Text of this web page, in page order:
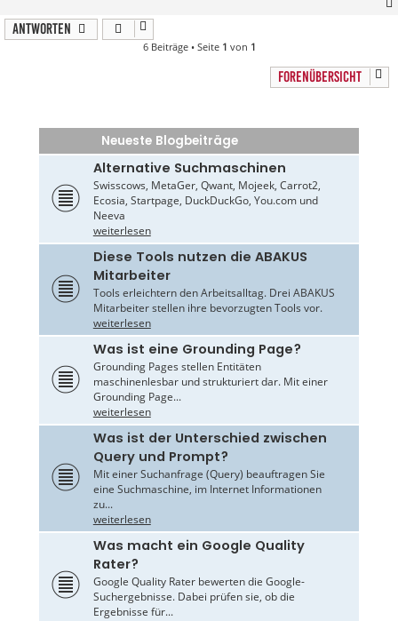
Antworten
6 Beiträge • Seite 1 von 1
FORENÜBERSICHT
Neueste Blogbeiträge
Alternative Suchmaschinen
Swisscows, MetaGer, Qwant, Mojeek, Carrot2,
Ecosia, Startpage, DuckDuckGo, You.com und
Neeva
weiterlesen
Diese Tools nutzen die ABAKUS
Mitarbeiter
Tools erleichtern den Arbeitsalltag. Drei ABAKUS
Mitarbeiter stellen ihre bevorzugten Tools vor.
weiterlesen
Was ist eine Grounding Page?
Grounding Pages stellen Entitäten
maschinenlesbar und strukturiert dar. Mit einer
Grounding Page...
weiterlesen
Was ist der Unterschied zwischen
Query und Prompt?
Mit einer Suchanfrage (Query) beauftragen Sie
eine Suchmaschine, im Internet Informationen
zu...
weiterlesen
Was macht ein Google Quality
Rater?
Google Quality Rater bewerten die Google-
Suchergebnisse. Dabei prüfen sie, ob die
Ergebnisse für...